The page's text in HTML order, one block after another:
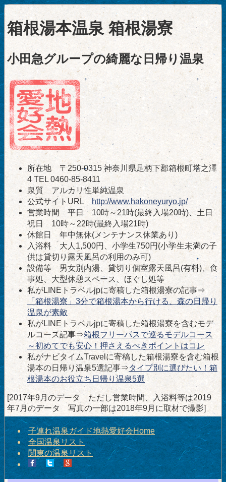
箱根湯本温泉 箱根湯寮
小田急グループの綺麗な日帰り温泉
所在地 〒250-0315 神奈川県足柄下郡箱根町塔之澤
4 TEL 0460-85-8411
泉質 アルカリ性単純温泉
公式サイトURL
http://www.hakoneyuryo.jp/
営業時間 平日 10時～21時(最終入場20時)、土日
祝日 10時～22時(最終入場21時)
休館日 年中無休(メンテナンス休業あり)
入浴料 大人1,500円、小学生750円(小学生未満の子
供は貸切り露天風呂の利用のみ可)
設備等 男女別内湯、貸切り個室露天風呂(有料)、食
事処、大型休憩スペース、ほぐし処等
私がLINEトラベルjpに寄稿した箱根湯寮の記事⇒
「箱根湯寮」3分で箱根湯本から行ける、森の日帰り
温泉が素敵
私がLINEトラベルjpに寄稿した箱根湯寮を含むモデ
ルコース記事⇒箱根フリーパスで巡るモデルコース
～初めてでも安心！押さえるべきポイントはコレ
私がナビタイムTravelに寄稿した箱根湯寮を含む箱根
湯本の日帰り温泉5選記事⇒タイプ別に選びたい！箱
根湯本のお役立ち日帰り温泉5選
[2017年9月のデータ ただし営業時間、入浴料等は2019
年7月のデータ 写真の一部は2018年9月に取材で撮影]
子連れ温泉ガイド地熱愛好会Home
全国温泉リスト
関東の温泉リスト